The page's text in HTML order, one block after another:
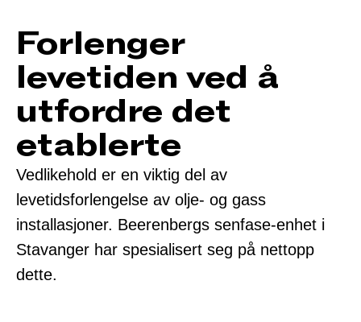
Forlenger
levetiden ved å
utfordre det
etablerte
Vedlikehold er en viktig del av
levetidsforlengelse av olje- og gass
installasjoner. Beerenbergs senfase-enhet i
Stavanger har spesialisert seg på nettopp
dette.